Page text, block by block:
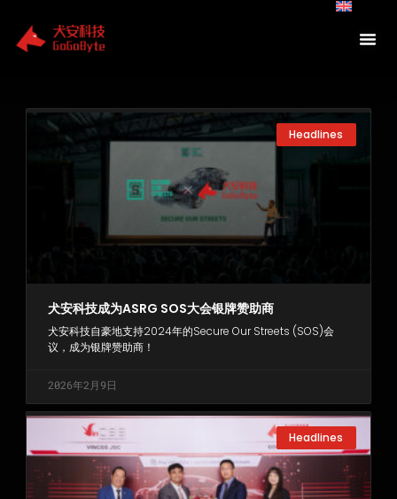
content
Headlines
犬安科技成为ASRG SOS大会银牌赞助商
犬安科技自豪地支持2024年的Secure Our Streets (SOS)会
议，成为银牌赞助商！
2026年2月9日
Headlines
PagePagePage